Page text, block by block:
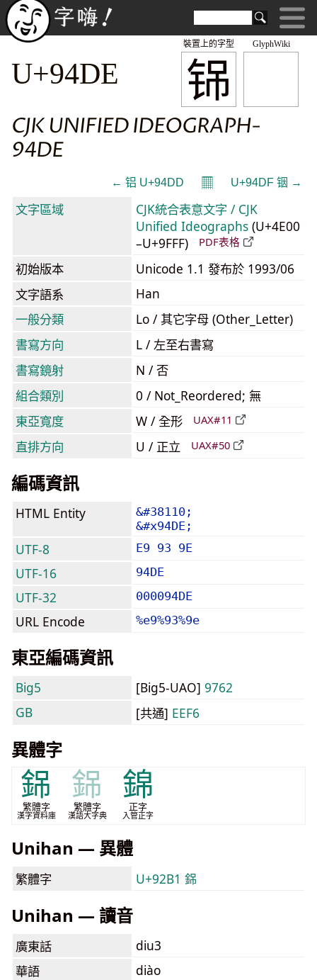
GlyphWiki
铞
裝置上的字型
U+94DE
CJK UNIFIED IDEOGRAPH-
94DE
← 铝 U+94DD 𝄜 U+94DF 铟 →
文字區域
CJK統合表意文字 / CJK
Unified Ideographs (U+4E00
–U+9FFF)
PDF表格
初始版本
Unicode 1.1 發布於 1993/06
文字語系
Han
一般分類
Lo / 其它字母 (Other_Letter)
書寫方向
L / 左至右書寫
書寫鏡射
N / 否
組合類別
0 / Not_Reordered; 無
東亞寬度
W / 全形 UAX#11
直排方向 U / 正立 UAX#50
編碼資訊
HTML Entity
&#38110;
&#x94DE;
UTF-8 E9 93 9E
UTF-16 94DE
UTF-32 000094DE
URL Encode %e9%93%9e
東亞編碼資訊
Big5 [Big5-UAO] 9762
GB
[共通] EEF6
異體字
銱
繁體字
漢字資料庫
銱
繁體字
漢語大字典
錦
正字
入管正字
Unihan — 異體
繁體字 U+92B1 銱
Unihan — 讀音
廣東話
diu3
華語
diào